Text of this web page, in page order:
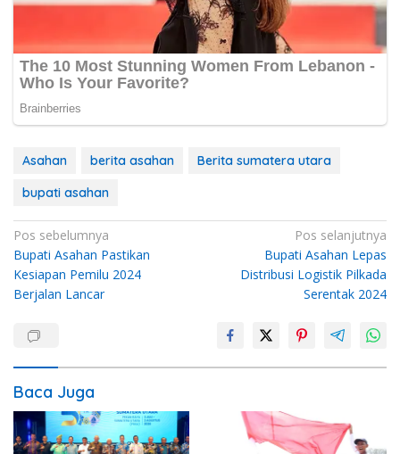
Asahan berita asahan
Berita sumatera utara
bupati asahan
Navigasi
pos
Pos sebelumnya
Bupati Asahan Pastikan
Kesiapan Pemilu 2024
Berjalan Lancar
Pos selanjutnya
Bupati Asahan Lepas
Distribusi Logistik Pilkada
Serentak 2024
Baca Juga